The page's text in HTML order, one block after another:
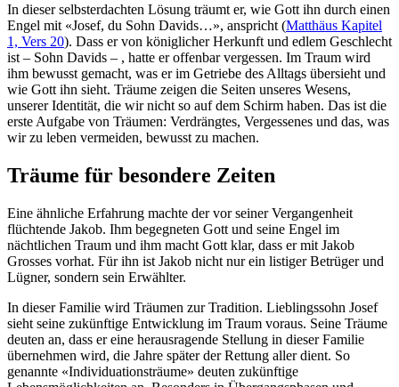
In dieser selbsterdachten Lösung träumt er, wie Gott ihn durch einen
Engel mit «Josef, du Sohn Davids…», anspricht (Matthäus Kapitel
1, Vers 20). Dass er von königlicher Herkunft und edlem Geschlecht
ist – Sohn Davids – , hatte er offenbar vergessen. Im Traum wird
ihm bewusst gemacht, was er im Getriebe des Alltags übersieht und
wie Gott ihn sieht. Träume zeigen die Seiten unseres Wesens,
unserer Identität, die wir nicht so auf dem Schirm haben. Das ist die
erste Aufgabe von Träumen: Verdrängtes, Vergessenes und das, was
wir zu leben vermeiden, bewusst zu machen.
Träume für besondere Zeiten
Eine ähnliche Erfahrung machte der vor seiner Vergangenheit
flüchtende Jakob. Ihm begegneten Gott und seine Engel im
nächtlichen Traum und ihm macht Gott klar, dass er mit Jakob
Grosses vorhat. Für ihn ist Jakob nicht nur ein listiger Betrüger und
Lügner, sondern sein Erwählter.
In dieser Familie wird Träumen zur Tradition. Lieblingssohn Josef
sieht seine zukünftige Entwicklung im Traum voraus. Seine Träume
deuten an, dass er eine herausragende Stellung in dieser Familie
übernehmen wird, die Jahre später der Rettung aller dient. So
genannte «Individuationsträume» deuten zukünftige